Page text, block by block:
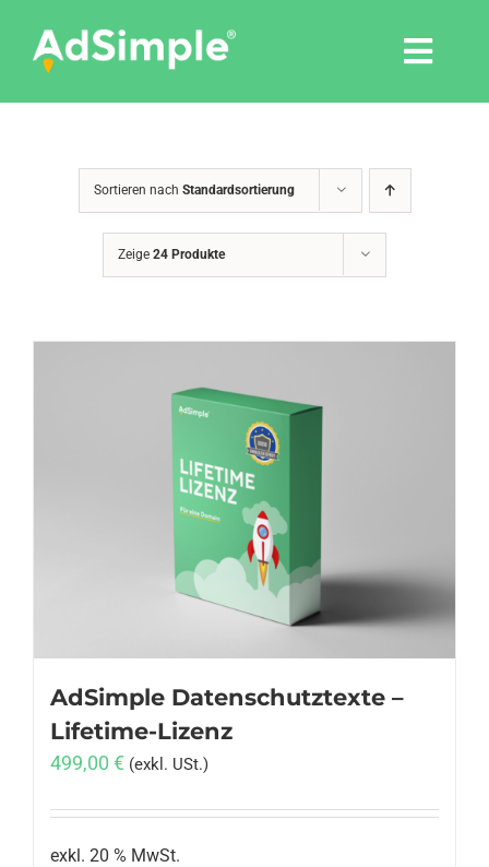
content
Pressemitteilungen
Shop
Sortieren nach Standardsortierung
Zeige 24 Produkte
AdSimple Datenschutztexte –
Lifetime-Lizenz
499,00 € (exkl. USt.)
exkl. 20 % MwSt.